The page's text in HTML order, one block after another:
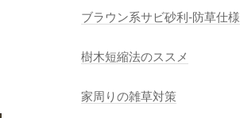
ブラウン系サビ砂利-防草仕様
樹木短縮法のススメ
家周りの雑草対策